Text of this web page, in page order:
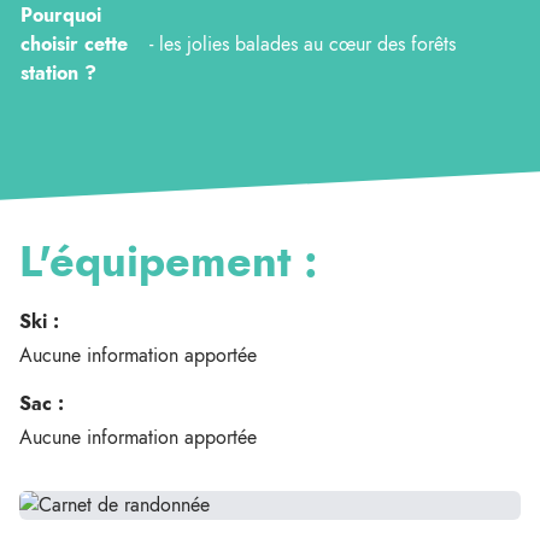
Pourquoi
choisir cette
station ?
- les jolies balades au cœur des forêts
L'équipement :
Ski :
Aucune information apportée
Sac :
Aucune information apportée